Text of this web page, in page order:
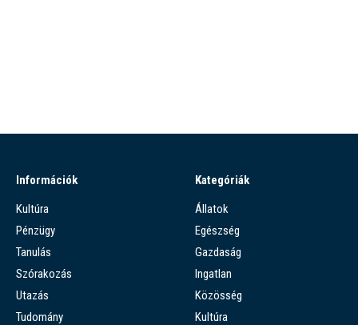
Információk
Kultúra
Pénzügy
Tanulás
Szórakozás
Utazás
Tudomány
Kategóriák
Állatok
Egészség
Gazdaság
Ingatlan
Közösség
Kultúra